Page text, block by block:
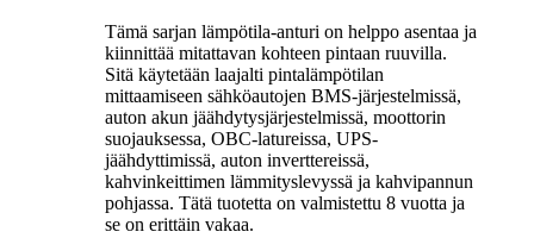
Tämä sarjan lämpötila-anturi on helppo asentaa ja
kiinnittää mitattavan kohteen pintaan ruuvilla.
Sitä käytetään laajalti pintalämpötilan
mittaamiseen sähköautojen BMS-järjestelmissä,
auton akun jäähdytysjärjestelmissä, moottorin
suojauksessa, OBC-latureissa, UPS-
jäähdyttimissä, auton inverttereissä,
kahvinkeittimen lämmityslevyssä ja kahvipannun
pohjassa. Tätä tuotetta on valmistettu 8 vuotta ja
se on erittäin vakaa.